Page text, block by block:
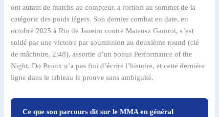
ont autant de matchs au compteur, a fortiori au sommet de la
catégorie des poids légers. Son dernier combat en date, en
octobre 2025 à Rio de Janeiro contre Mateusz Gamrot, s’est
soldé par une victoire par soumission au deuxième round (clé
de mâchoire, 2:48), assortie d’un bonus Performance of the
Night. Do Bronx n’a pas fini d’écrire l’histoire, et cette dernière
ligne dans le tableau le prouve sans ambiguïté.
Ce que son parcours dit sur le MMA en général